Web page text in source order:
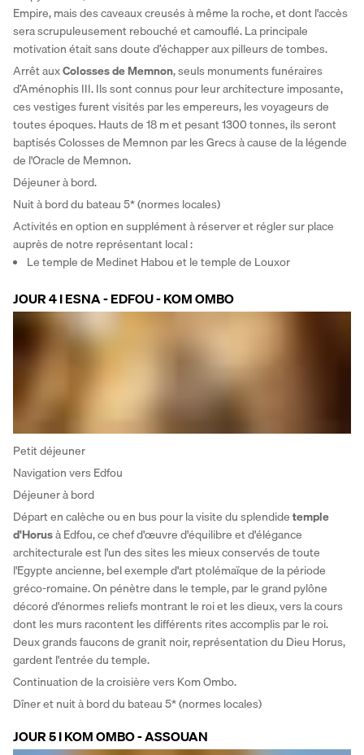
Empire, mais des caveaux creusés à même la roche, et dont l'accès
sera scrupuleusement rebouché et camouflé. La principale
motivation était sans doute d’échapper aux pilleurs de tombes.
Arrêt aux Colosses de Memnon, seuls monuments funéraires
d’Aménophis III. Ils sont connus pour leur architecture imposante,
ces vestiges furent visités par les empereurs, les voyageurs de
toutes époques. Hauts de 18 m et pesant 1300 tonnes, ils seront
baptisés Colosses de Memnon par les Grecs à cause de la légende
de l'Oracle de Memnon.
Déjeuner à bord.
Nuit à bord du bateau 5* (normes locales)
Activités en option en supplément à réserver et régler sur place
auprès de notre représentant local :
Le temple de Medinet Habou et le temple de Louxor
JOUR 4 I ESNA - EDFOU - KOM OMBO
Petit déjeuner
Navigation vers Edfou
Déjeuner à bord
Départ en calèche ou en bus pour la visite du splendide temple
d'Horus à Edfou, ce chef d'œuvre d'équilibre et d'élégance
architecturale est l'un des sites les mieux conservés de toute
l'Egypte ancienne, bel exemple d'art ptolémaïque de la période
gréco-romaine. On pénètre dans le temple, par le grand pylône
décoré d'énormes reliefs montrant le roi et les dieux, vers la cours
dont les murs racontent les différents rites accomplis par le roi.
Deux grands faucons de granit noir, représentation du Dieu Horus,
gardent l'entrée du temple.
Continuation de la croisière vers Kom Ombo.
Dîner et nuit à bord du bateau 5* (normes locales)
JOUR 5 I KOM OMBO - ASSOUAN